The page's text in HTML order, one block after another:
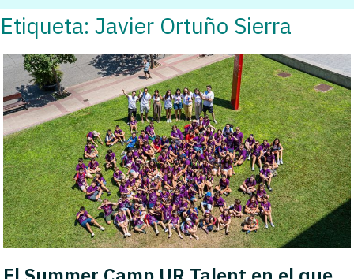
Etiqueta: Javier Ortuño Sierra